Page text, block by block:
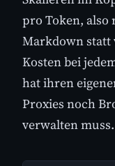
pro Token, also
Markdown statt
Kosten bei
hat ihren
Proxies noch
verwalten muss.